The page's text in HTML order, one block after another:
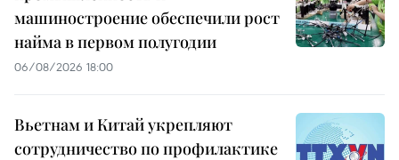
машиностроение обеспечили рост
найма в первом полугодии
06/08/2026 18:00
Вьетнам и Китай укрепляют
сотрудничество по профилактике